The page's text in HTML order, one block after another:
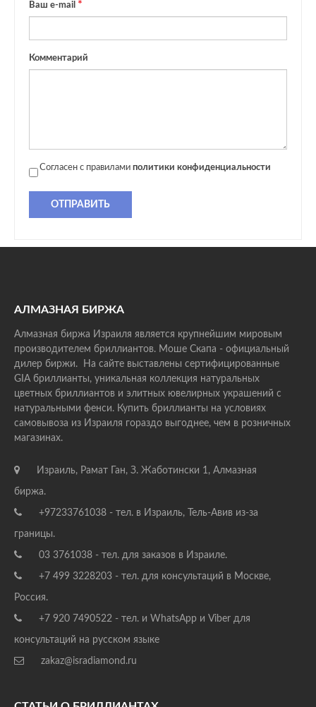
Ваш e-mail
Комментарий
Согласен с правилами политики конфиденциальности
ОТПРАВИТЬ
АЛМАЗНАЯ БИРЖА
Алмазная биржа Израиля является крупнейшим мировым
производителем бриллиантов. Моше Скапа - официальный
дилер биржи. На сайте выставлены сертифицированные
GIA бриллианты, уникальная коллекция натуральных
цветных бриллиантов и элитных ювелирных украшений с
натуральными фенси. Купить бриллианты на условиях
самовывоза из Израиля гораздо выгоднее, чем в розничных
магазинах.
Израиль, Рамат Ган, З. Жаботински 1, Алмазная
биржа.
+97233761038 - тел. в Израиль, Тель-Авив из-за
границы.
03 3761038 - тел. для заказов в Израиле.
+7 499 3228203 - тел. для консультаций в Москве,
Россия.
+7 920 7490522 - тел. и WhatsApp и Viber для
консультаций на русском языке
zakaz@isradiamond.ru